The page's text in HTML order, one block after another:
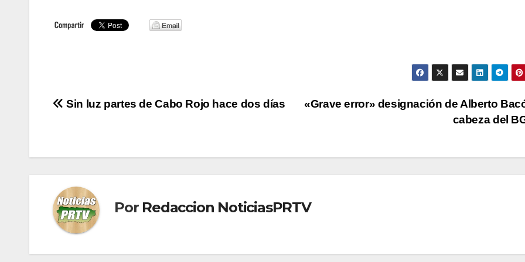
Navegación
entradas
«Grave error» designación de Alberto
cabeza del
Sin luz partes de Cabo Rojo hace dos días
Por Redaccion NoticiasPRTV